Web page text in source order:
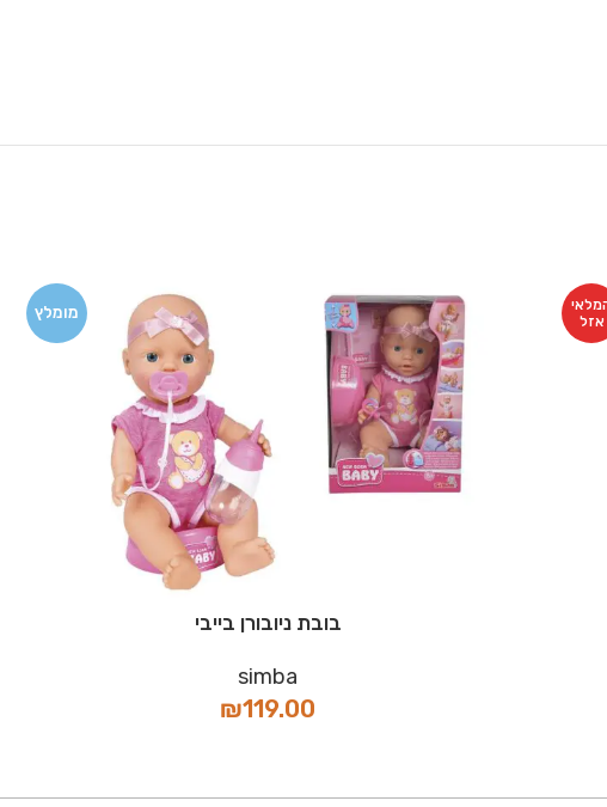
אזל
מומלץ
בובת ניובורן בייבי
simba
₪119.00